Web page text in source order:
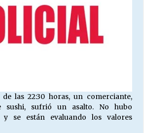
hospitalaria El Carmen de Maipu.
A SER ALTERNATIVA
06/2026
las 22:30 horas, un comerciante,
sushi, sufrió un asalto. No hubo
y se están evaluando los valores